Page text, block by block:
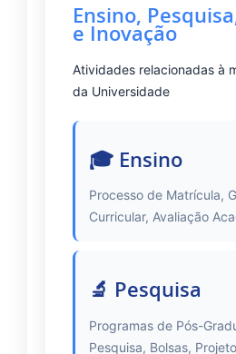
Ensino,
e Inovação
Atividades relacionadas à
da Universidade
🎓 Ensino
Processo de Matrícula,
Curricular, Avaliação
🔬 Pesquisa
Programas de Pós-
Pesquisa, Bolsas,